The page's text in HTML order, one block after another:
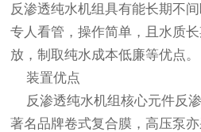
反渗透纯水机组具有能长期不
专人看管，操作简单，且水质
放，制取纯水成本低廉等优点。
装置优点
反渗透纯水机组核心元件反
著名品牌卷式复合膜，高压泵